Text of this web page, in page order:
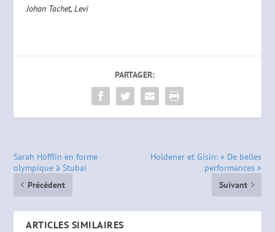
Johan Tachet, Levi
PARTAGER:
Sarah Höfflin en forme
olympique à Stubai
Précédent
Holdener et Gisin: « De belles
performances »
Suivant
ARTICLES SIMILAIRES